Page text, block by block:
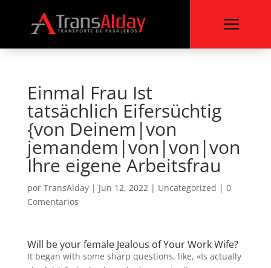
a
Einmal Frau Ist
tatsächlich Eifersüchtig
{von Deinem|von
jemandem|von|von|von
Ihre eigene Arbeitsfrau
por TransAlday| Jun 12, 2022| Uncategorized | 0
Comentarios
Will be your female Jealous of Your Work Wife?
It began with some sharp questions, like, «Is actually